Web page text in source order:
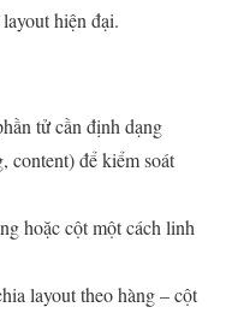
hiện đại.
tử cần định dạng
content) để kiểm soát
hoặc cột một cách linh
layout theo hàng – cột